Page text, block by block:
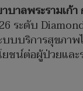
บาลพระรามเก้า
ระดับ
บบริการสุขภ
ยชน์ต่อผู้ป่วยแล